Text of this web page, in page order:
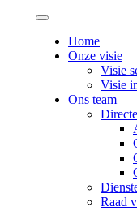
Home
Onze visie
Visie
Visie
Ons team
Raad